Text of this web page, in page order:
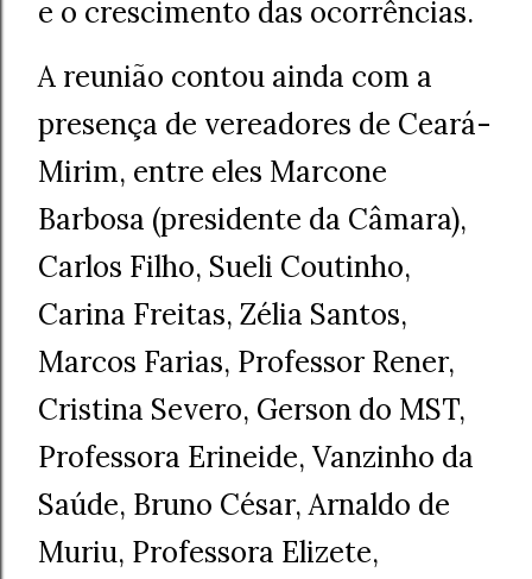
e o crescimento das ocorrências.
A reunião contou ainda com a
presença de vereadores de Ceará-
Mirim, entre eles Marcone
Barbosa (presidente da Câmara),
Carlos Filho, Sueli Coutinho,
Carina Freitas, Zélia Santos,
Marcos Farias, Professor Rener,
Cristina Severo, Gerson do MST,
Professora Erineide, Vanzinho da
Saúde, Bruno César, Arnaldo de
Muriu, Professora Elizete,